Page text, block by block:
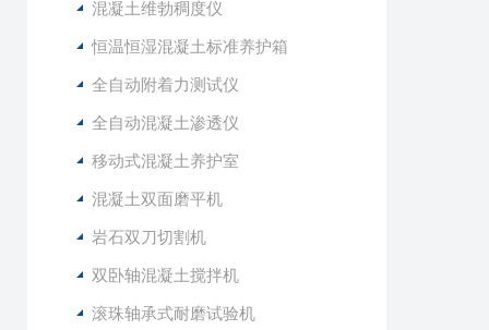
混凝土维勃稠度仪
恒温恒湿混凝土标准养护箱
全自动附着力测试仪
全自动混凝土渗透仪
移动式混凝土养护室
混凝土双面磨平机
岩石双刀切割机
双卧轴混凝土搅拌机
滚珠轴承式耐磨试验机